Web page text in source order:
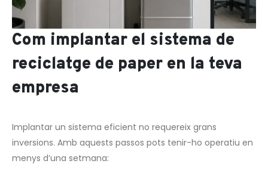
Com implantar el sistema de
reciclatge de paper en la teva
empresa
Implantar un sistema eficient no requereix grans
inversions. Amb aquests passos pots tenir-ho operatiu en
menys d’una setmana: